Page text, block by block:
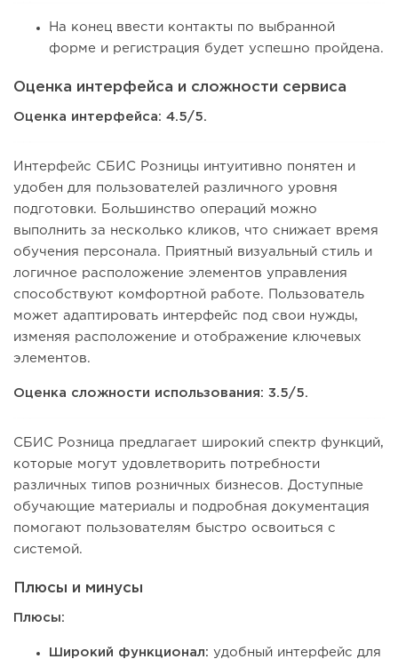
На конец ввести контакты по выбранной
форме и регистрация будет успешно пройдена.
Оценка интерфейса и сложности сервиса
Оценка интерфейса: 4.5/5.
Интерфейс СБИС Розницы интуитивно понятен и
удобен для пользователей различного уровня
подготовки. Большинство операций можно
выполнить за несколько кликов, что снижает время
обучения персонала. Приятный визуальный стиль и
логичное расположение элементов управления
способствуют комфортной работе. Пользователь
может адаптировать интерфейс под свои нужды,
изменяя расположение и отображение ключевых
элементов.
Оценка сложности использования: 3.5/5.
СБИС Розница предлагает широкий спектр функций,
которые могут удовлетворить потребности
различных типов розничных бизнесов. Доступные
обучающие материалы и подробная документация
помогают пользователям быстро освоиться с
системой.
Плюсы и минусы
Плюсы:
Широкий функционал: удобный интерфейс для